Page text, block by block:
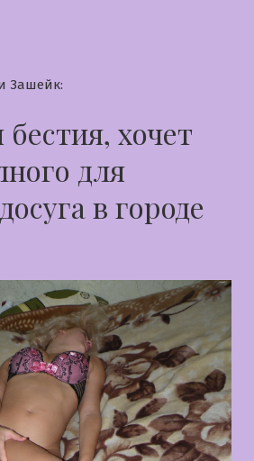
Зашейк:
хочет
для
в городе